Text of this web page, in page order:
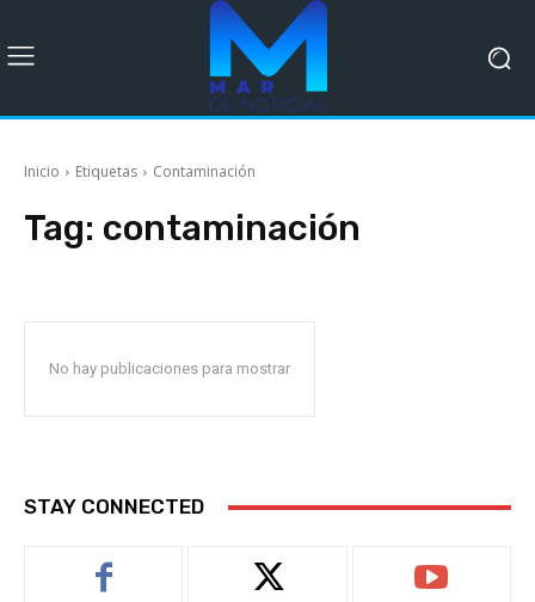
Inicio Etiquetas Contaminación
Tag: contaminación
No hay publicaciones para mostrar
STAY CONNECTED